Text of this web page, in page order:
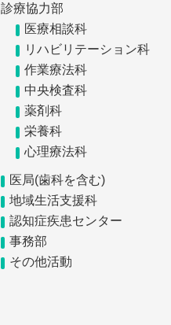
診療協力部
医療相談科
リハビリテーション科
作業療法科
中央検査科
薬剤科
栄養科
心理療法科
医局(歯科を含む)
地域生活支援科
認知症疾患センター
事務部
その他活動